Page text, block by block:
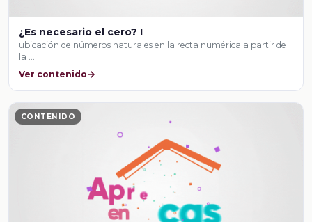
¿Es necesario el cero? I
ubicación de números naturales en la recta numérica a partir de
la …
Ver contenido
CONTENIDO